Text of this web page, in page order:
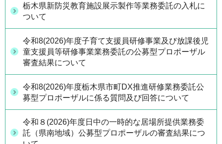
栃木県新防災教育施設展示製作等業務委託の入札に
ついて
令和8(2026)年度子育て支援員研修事業及び放課後児
童支援員等研修事業業務委託の公募型プロポーザル
審査結果について
令和8(2026)年度栃木県市町DX推進研修業務委託公
募型プロポーザルに係る質問及び回答について
令和８(2026)年度日中の一時的な居場所提供業務委
託（県南地域）公募型プロポーザルの審査結果につ